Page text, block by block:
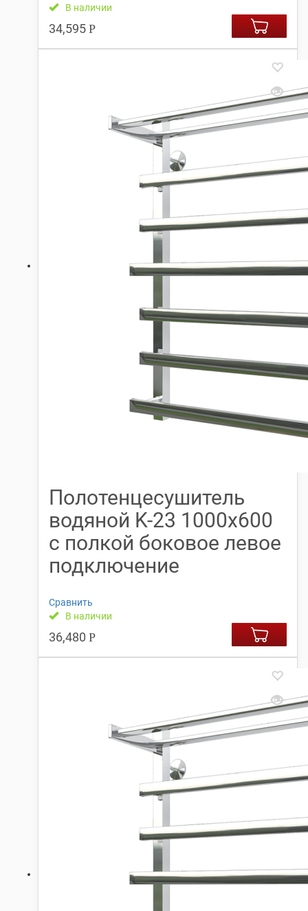
В наличии
34,595 Р
Полотенцесушитель
водяной K-23 1000х600
с полкой боковое левое
подключение
Сравнить
В наличии
36,480 Р